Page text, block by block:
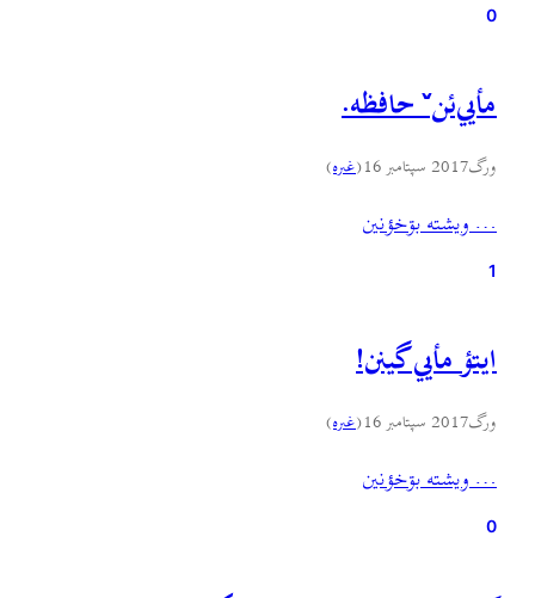
0
مأیي‌ئنˇ حافظه.
ورگ2017 سپتامبر 16 (غىره)
… ويشته بۊخؤنين
1
ایتؤ مأیي گینن!
ورگ2017 سپتامبر 16 (غىره)
… ويشته بۊخؤنين
0